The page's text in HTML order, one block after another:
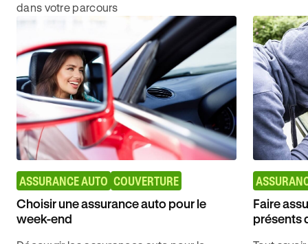
dans votre parcours
ASSURANCE AUTO COUVERTURE
Choisir une assurance auto pour le
week-end
Faire
présents